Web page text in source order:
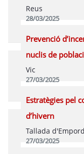
Reus
28/03/2025
Programa
Prevenció
nuclis de
Vic
27/03/2025
Programa
Estratègies pel
d’hivern
Tallada
27/03/2025